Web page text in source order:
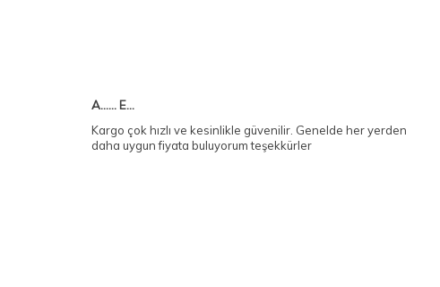
A...... E...
Kargo çok hızlı ve kesinlikle güvenilir. Genelde her yerden
daha uygun fiyata buluyorum teşekkürler